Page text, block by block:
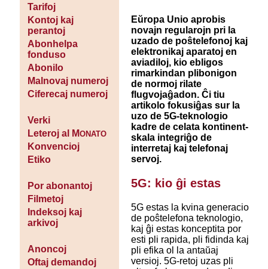
Tarifoj
Kontoj kaj
perantoj
Abonhelpa
fonduso
Abonilo
Malnovaj numeroj
Ciferecaj numeroj
Verki
Leteroj al MONATO
Konvencioj
Etiko
Por abonantoj
Filmetoj
Indeksoj kaj
arkivoj
Anoncoj
Oftaj demandoj
Eŭropa Unio aprobis
novajn regularojn pri la
uzado de poŝtelefonoj kaj
elektronikaj aparatoj en
aviadiloj, kio ebligos
rimarkindan plibonigon
de normoj rilate
flugvojaĝadon. Ĉi tiu
artikolo fokusiĝas sur la
uzo de 5G-teknologio
kadre de celata kontinent-
skala integriĝo de
interretaj kaj telefonaj
servoj.
5G: kio ĝi estas
5G estas la kvina generacio
de poŝtelefona teknologio,
kaj ĝi estas konceptita por
esti pli rapida, pli fidinda kaj
pli efika ol la antaŭaj
versioj. 5G-retoj uzas pli